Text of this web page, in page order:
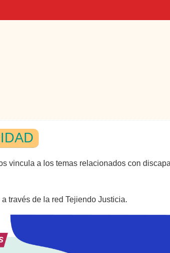
vincula a los temas relacionados con
través de la red Tejiendo Justicia.